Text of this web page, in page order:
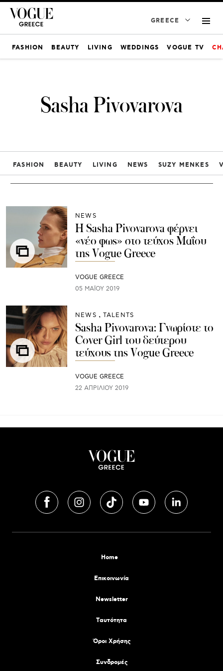
GREECE
FASHION BEAUTY LIVING WEDDINGS VOGUE TV
Sasha Pivovarova
FASHION BEAUTY LIVING NEWS SUZY MENKES
NEWS
Η Sasha Pivovarova φέρνει
«νέο φως» στο τεύχος Μαΐου
της Vogue Greece
VOGUE GREECE
05 ΜΑΪ́ΟΥ 2019
NEWS TALENTS
Sasha Pivovarova: Γνωρίστε το
Cover Girl του δεύτερου
τεύχους της Vogue Greece
VOGUE GREECE
22 ΑΠΡΙΛΊΟΥ 2019
Home
Επικοινωνία
Newsletter
Tαυτότητα
Όροι Χρήσης
Συνδρομές